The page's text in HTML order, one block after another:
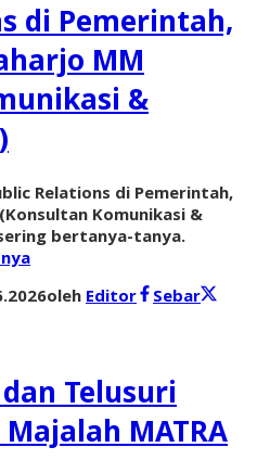
di Pemerintah,
MM
&
Relations di Pemerintah,
Komunikasi &
bertanya-tanya.
oleh Editor
Sebar
Telusuri
MATRA